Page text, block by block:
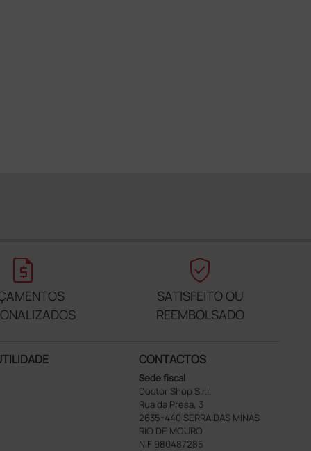
request_quote verified_user
SATISFEITO OU
REEMBOLSADO
CONTACTOS
Sede fiscal
Doctor Shop S.r.l.
Rua da Presa, 3
2635-440 SERRA DAS MINAS
RIO DE MOURO
NIF 980487285